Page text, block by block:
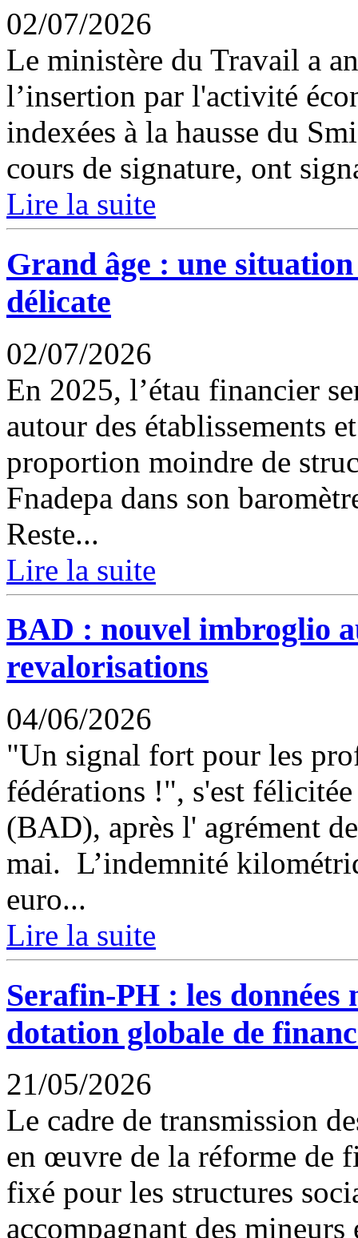
02/07/2026
Le ministère du Travail a
l’insertion par l'activité
indexées à la hausse du
cours de signature, ont
Lire la suite
Grand âge : une
délicate
02/07/2026
En 2025, l’étau financier
autour des établissements
proportion moindre de
Fnadepa dans son
Reste...
Lire la suite
BAD : nouvel imbroglio
revalorisations
04/06/2026
"Un signal fort pour les
fédérations !", s'est
(BAD), après l' agrément
mai. L’indemnité
euro...
Lire la suite
Serafin-PH : les données
dotation globale de
21/05/2026
Le cadre de transmission
en œuvre de la réforme de
fixé pour les structures
accompagnant des